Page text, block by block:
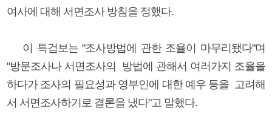
여사에 대해 서면조사 방침을 정했다.
이 특검보는 "조사방법에 관한 조율이 마무리됐다"며
"방문조사나 서면조사의 방법에 관해서 여러가지 조율을
하다가 조사의 필요성과 영부인에 대한 예우 등을 고려해
서 서면조사하기로 결론을 냈다"고 말했다.